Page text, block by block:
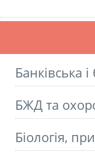
Банківська
БЖД та
Біологія,